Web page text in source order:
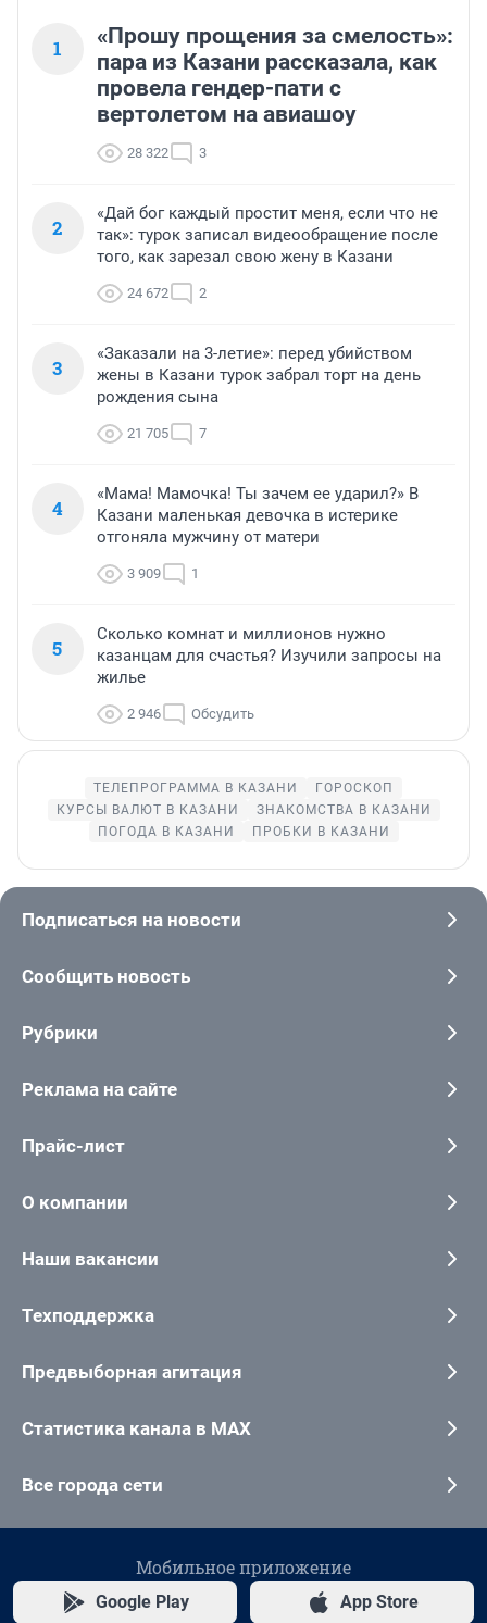
1
«Прошу прощения за смелость»:
пара из Казани рассказала, как
провела гендер-пати с
вертолетом на авиашоу
28 322 3
2
«Дай бог каждый простит меня, если что не
так»: турок записал видеообращение после
того, как зарезал свою жену в Казани
24 672 2
3
«Заказали на 3-летие»: перед убийством
жены в Казани турок забрал торт на день
рождения сына
21 705 7
4
«Мама! Мамочка! Ты зачем ее ударил?» В
Казани маленькая девочка в истерике
отгоняла мужчину от матери
3 909 1
5
Сколько комнат и миллионов нужно
казанцам для счастья? Изучили запросы на
жилье
2 946 Обсудить
ТЕЛЕПРОГРАММА В КАЗАНИ
ГОРОСКОП
КУРСЫ ВАЛЮТ В КАЗАНИ
ЗНАКОМСТВА В КАЗАНИ
ПОГОДА В КАЗАНИ
ПРОБКИ В КАЗАНИ
Подписаться на новости
Сообщить новость
Рубрики
Реклама на сайте
Прайс-лист
О компании
Наши вакансии
Техподдержка
Предвыборная агитация
Статистика канала в MAX
Все города сети
Мобильное приложение
Google Play App Store